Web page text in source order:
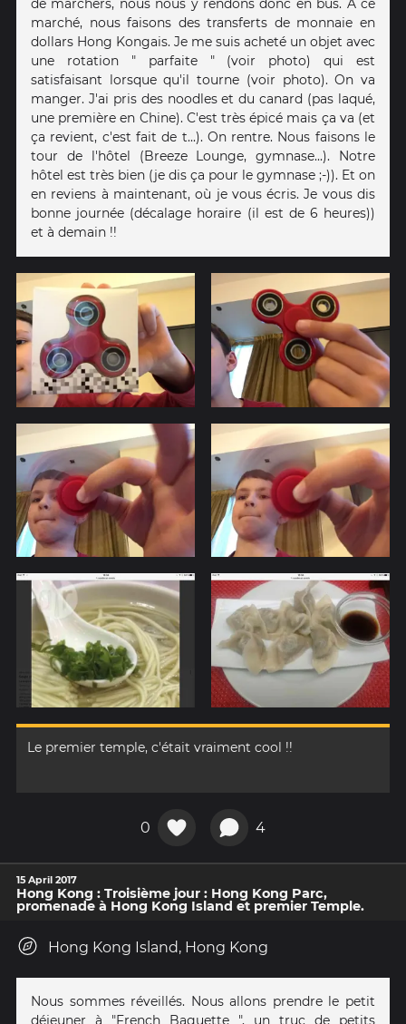
de marchers, nous nous y rendons donc en bus. À ce
marché, nous faisons des transferts de monnaie en
dollars Hong Kongais. Je me suis acheté un objet avec
une rotation " parfaite " (voir photo) qui est
satisfaisant lorsque qu'il tourne (voir photo). On va
manger. J'ai pris des noodles et du canard (pas laqué,
une première en Chine). C'est très épicé mais ça va (et
ça revient, c'est fait de t...). On rentre. Nous faisons le
tour de l'hôtel (Breeze Lounge, gymnase...). Notre
hôtel est très bien (je dis ça pour le gymnase ;-)). Et on
en reviens à maintenant, où je vous écris. Je vous dis
bonne journée (décalage horaire (il est de 6 heures))
et à demain !!
Le premier temple, c'était vraiment cool !!
0 4
15 April 2017
Hong Kong : Troisième jour : Hong Kong Parc,
promenade à Hong Kong Island et premier Temple.
Hong Kong Island, Hong Kong
Nous sommes réveillés. Nous allons prendre le petit